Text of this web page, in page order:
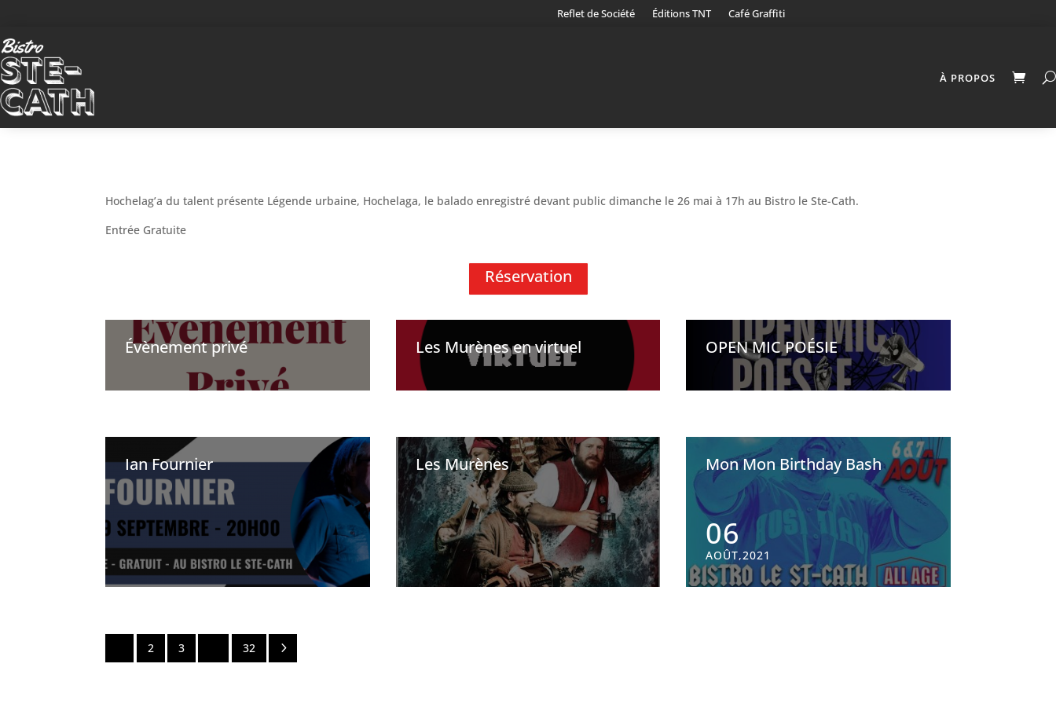
Reflet de Société Éditions TNT Café Graffiti
À PROPOS
Hochelag’a du talent présente Légende urbaine, Hochelaga, le balado enregistré devant public dimanche le 26 mai à 17h au Bistro le Ste-Cath.
Entrée Gratuite
Réservation
Évènement privé Les Murènes en virtuel OPEN MIC POÉSIE
Ian Fournier Les Murènes Mon Mon Birthday Bash
06
AOÛT,2021
2 3 32 5